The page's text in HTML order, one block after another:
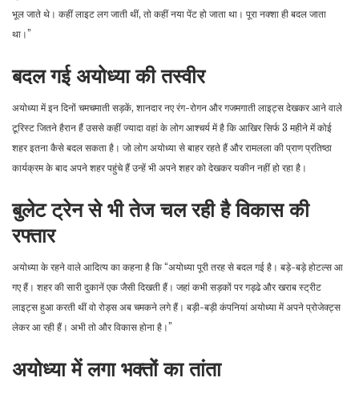
भूल जाते थे। कहीं लाइट लग जाती थीं, तो कहीं नया पेंट हो जाता था। पूरा नक्शा ही बदल जाता
था।”
बदल गई अयोध्या की तस्वीर
अयोध्या में इन दिनों चमचमाती सड़कें, शानदार नए रंग-रोगन और गजमगाती लाइट्स देखकर आने वाले
टूरिस्ट जितने हैरान हैं उससे कहीं ज्यादा वहां के लोग आश्चर्य में है कि आखिर सिर्फ 3 महीने में कोई
शहर इतना कैसे बदल सकता है। जो लोग अयोध्या से बाहर रहते हैं और रामलला की प्राण प्रतिष्ठा
कार्यक्रम के बाद अपने शहर पहुंचे हैं उन्हें भी अपने शहर को देखकर यकीन नहीं हो रहा है।
बुलेट ट्रेन से भी तेज चल रही है विकास की
रफ्तार
अयोध्या के रहने वाले आदित्य का कहना है कि “अयोध्या पूरी तरह से बदल गई है। बड़े-बड़े होटल्स आ
गए हैं। शहर की सारी दुकानें एक जैसी दिखती हैं। जहां कभी सड़कों पर गड्ढे और खराब स्ट्रीट
लाइट्स हुआ करती थीं वो रोड्स अब चमकने लगे हैं। बड़ी-बड़ी कंपनियां अयोध्या में अपने प्रोजेक्ट्स
लेकर आ रही हैं। अभी तो और विकास होना है।”
अयोध्या में लगा भक्तों का तांता